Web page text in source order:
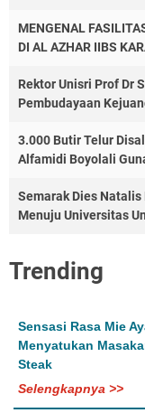
MENGENAL
DI AL AZHAR IIBS
Rektor Unisri Prof Dr
Pembudayaan
3.000 Butir Telur
Alfamidi Boyolali
Semarak Dies
Menuju Universitas
Trending
Sensasi Rasa Mie
Menyatukan
Steak
Selengkapnya >>